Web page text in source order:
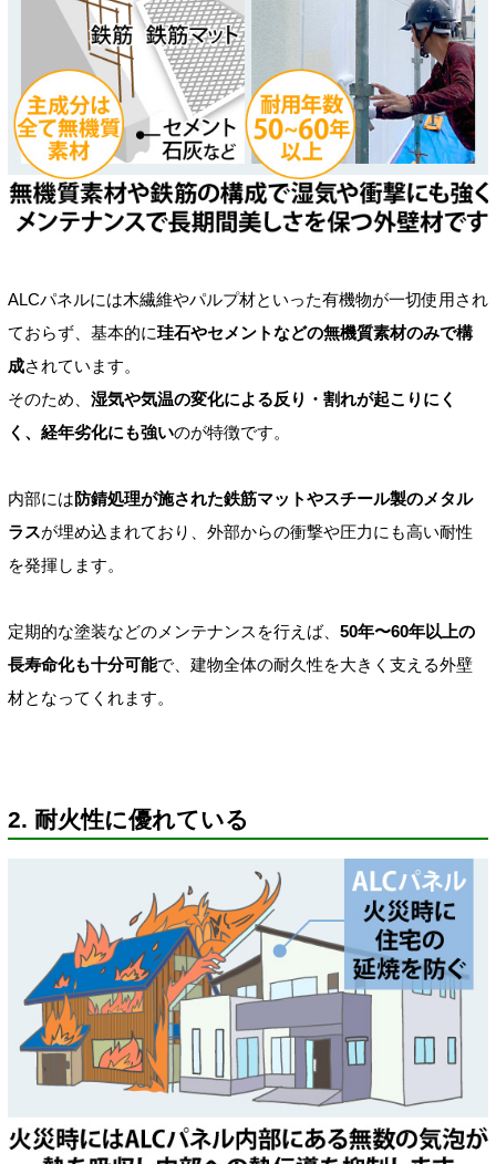
ALCパネルには木繊維やパルプ材といった有機物が一切使用され
ておらず、基本的に珪石やセメントなどの無機質素材のみで構
成されています。
そのため、 湿気や気温の変化による反り・割れが起こりにく
く、経年劣化にも強いのが特徴です。
内部には防錆処理が施された鉄筋マットやスチール製のメタル
ラスが埋め込まれており、外部からの衝撃や圧力にも高い耐性
を発揮します。
定期的な塗装などのメンテナンスを行えば、 50年〜60年以上の
長寿命化も十分可能で、建物全体の耐久性を大きく支える外壁
材となってくれます。
2. 耐火性に優れている